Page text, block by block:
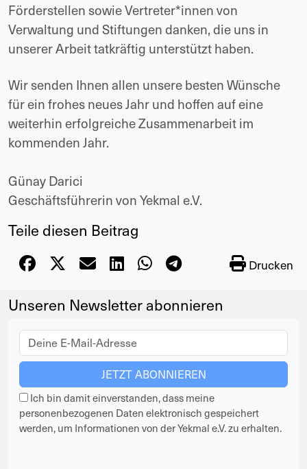
Förderstellen sowie Vertreter*innen von
Verwaltung und Stiftungen danken, die uns in
unserer Arbeit tatkräftig unterstützt haben.
Wir senden Ihnen allen unsere besten Wünsche
für ein frohes neues Jahr und hoffen auf eine
weiterhin erfolgreiche Zusammenarbeit im
kommenden Jahr.
Günay Darici
Geschäftsführerin von Yekmal e.V.
Teile diesen Beitrag
Drucken
Unseren Newsletter abonnieren
Ich bin damit einverstanden, dass meine
personenbezogenen Daten elektronisch gespeichert
werden, um Informationen von der Yekmal e.V. zu erhalten.